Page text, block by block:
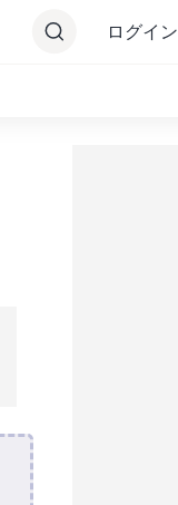
ログイン